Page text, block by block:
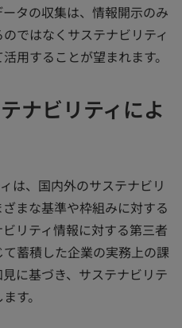
タの収集は、情報開示のみ
ではなくサステナビリティ
用することが望まれます。
ナビリティによ
は、国内外のサステナビリ
まな基準や枠組みに対する
リティ情報に対する第三者
蓄積した企業の実務上の課
に基づき、サステナビリテ
す。